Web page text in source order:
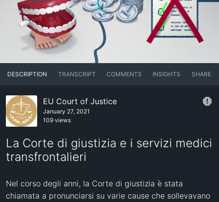
DESCRIPTION TRANSCRIPT COMMENTS INSIGHTS SHARE
EU Court of Justice
January 27, 2021
109 views
La Corte di giustizia e i servizi medici
transfrontalieri
Nel corso degli anni, la Corte di giustizia è stata
chiamata a pronunciarsi su varie cause che sollevavano